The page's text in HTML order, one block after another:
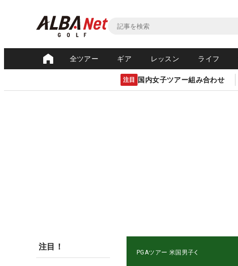
全ツアー ギア レッスン ライフ
注目 国内女子ツアー組み合わせ
注目！
PGAツアー 米国男子